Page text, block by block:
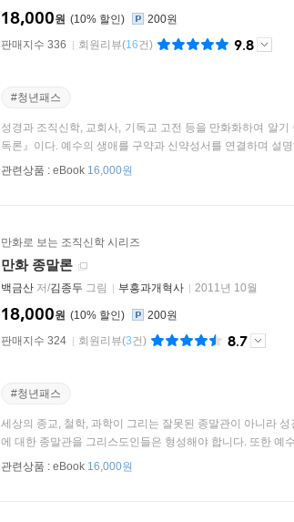
10%
18,000원
200원
판매지수 336
회원리뷰(16건) 9.8
#청년패스
성경과 조직신학, 교회사, 기독교 고전 등을 만화화하여 알
독론』이다. 예수의 생애를 구약과 신약성서를 연결하며 설
관련상품 : eBook 16,000원
만화로 보는 조직신학 시리즈
만화 종말론
백금산 저/김종두 그림 부흥과개혁사 2011년 10월
10%
18,000원
200원
판매지수 324
회원리뷰(3건) 8.7
#청년패스
세상의 종교, 철학, 과학이 그리는 잘못된 종말관이 아니라
에 대한 종말관을 그리스도인들은 형성해야 합니다. 또한 예
관련상품 : eBook 16,000원